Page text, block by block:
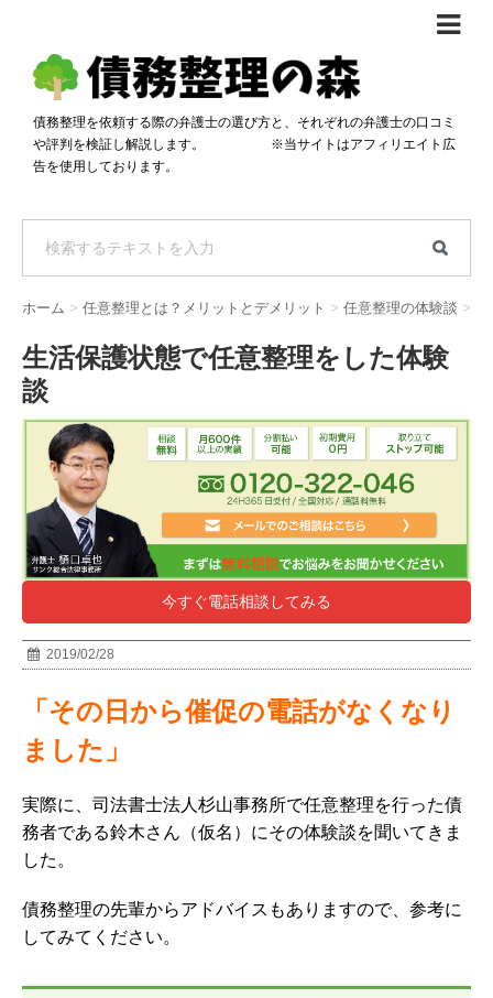
債務整理体験談
おすすめ
料金比較
自己破産・個人再生料金比較
過払い金料金比較
専門家の選び方
料金で選ぶ
着手金無料で選ぶ
24時間年中無休で選ぶ
匿名借金相談
債務整理を依頼する際の弁護士の選び方と、それぞれの弁護士の口コミ
や評判を検証し解説します。 ※当サイトはアフィリエイト広
告を使用しております。
ホーム > 任意整理とは？メリットとデメリット > 任意整理の体験談 >
生活保護状態で任意整理をした体験
談
今すぐ電話相談してみる
2019/02/28
「その日から催促の電話がなくなり
ました」
実際に、司法書士法人杉山事務所で任意整理を行った債
務者である鈴木さん（仮名）にその体験談を聞いてきま
した。
債務整理の先輩からアドバイスもありますので、参考に
してみてください。